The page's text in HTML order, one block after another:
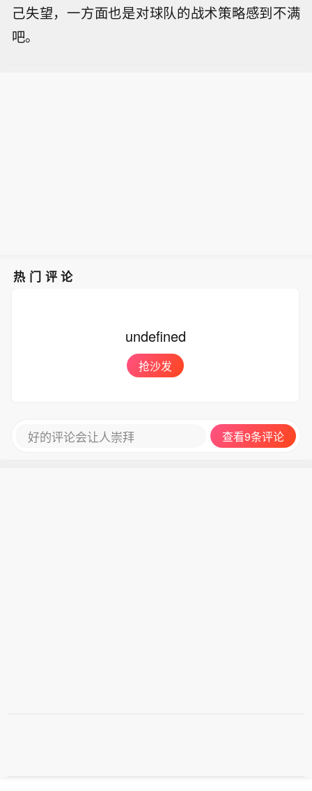
己失望，一方面也是对球队的战术策略感到不满
吧。
热门评论
undefined
抢沙发
好的评论会让人崇拜 查看9条评论